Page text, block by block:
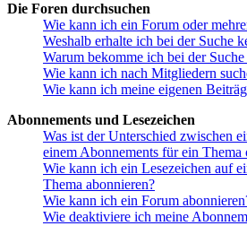
Die Foren durchsuchen
Wie kann ich ein Forum oder
Weshalb erhalte ich bei der Suche
Warum bekomme ich bei der Suche
Wie kann ich nach Mitgliedern
Wie kann ich meine eigenen
Abonnements und Lesezeichen
Was ist der Unterschied zwischen
einem Abonnements für ein Thema
Wie kann ich ein Lesezeichen auf
Thema abonnieren?
Wie kann ich ein Forum
Wie deaktiviere ich meine